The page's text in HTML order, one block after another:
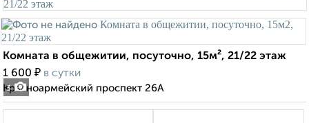
3
Комната в общежитии, посуточно, 15м², 21/22 этаж
1 600 ₽ в сутки
Красноармейский проспект 26А